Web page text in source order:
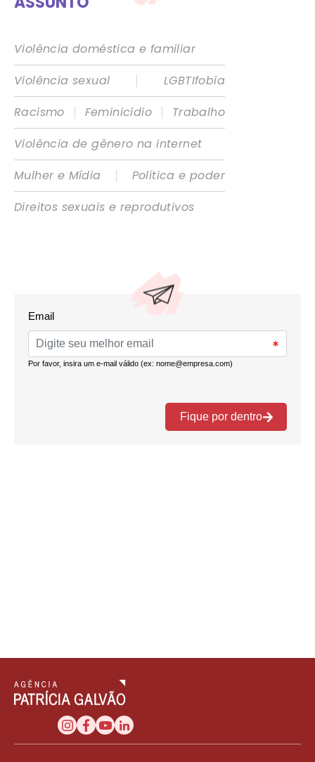
Violência doméstica e familiar
Violência sexual
|
LGBTIfobia
Racismo
| Feminicídio |
Trabalho
Violência de gênero na internet
Mulher e Mídia
|
Política e poder
Direitos sexuais e reprodutivos